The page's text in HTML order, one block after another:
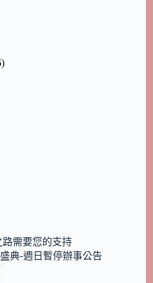
需要您的支持
典-週日暫停辦事公告